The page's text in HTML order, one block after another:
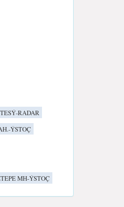
RADAR
ÝSTOÇ
MH-ÝSTOÇ